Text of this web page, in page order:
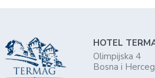
HOTEL
Olimpijska 4
Bosna i